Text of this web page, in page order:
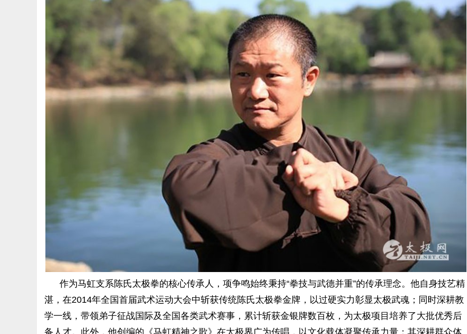
作为马虹支系陈氏太极拳的核心传承人，项争鸣始终秉持“拳技与武德并重”的传承理念。他自身技艺精
湛，在2014年全国首届武术运动大会中斩获传统陈氏太极拳金牌，以过硬实力彰显太极武魂；同时深耕教
学一线，带领弟子征战国际及全国各类武术赛事，累计斩获金银牌数百枚，为太极项目培养了大批优秀后
备人才。此外，他创编的《马虹精神之歌》在太极界广为传唱，以文化载体凝聚传承力量；其深耕群众体